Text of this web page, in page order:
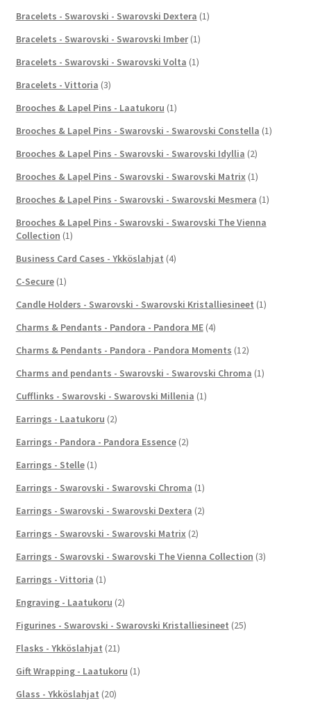
Bracelets - Swarovski - Swarovski Dextera (1)
Bracelets - Swarovski - Swarovski Imber (1)
Bracelets - Swarovski - Swarovski Volta (1)
Bracelets - Vittoria (3)
Brooches & Lapel Pins - Laatukoru (1)
Brooches & Lapel Pins - Swarovski - Swarovski Constella (1)
Brooches & Lapel Pins - Swarovski - Swarovski Idyllia (2)
Brooches & Lapel Pins - Swarovski - Swarovski Matrix (1)
Brooches & Lapel Pins - Swarovski - Swarovski Mesmera (1)
Brooches & Lapel Pins - Swarovski - Swarovski The Vienna
Collection (1)
Business Card Cases - Ykköslahjat (4)
C-Secure (1)
Candle Holders - Swarovski - Swarovski Kristalliesineet (1)
Charms & Pendants - Pandora - Pandora ME (4)
Charms & Pendants - Pandora - Pandora Moments (12)
Charms and pendants - Swarovski - Swarovski Chroma (1)
Cufflinks - Swarovski - Swarovski Millenia (1)
Earrings - Laatukoru (2)
Earrings - Pandora - Pandora Essence (2)
Earrings - Stelle (1)
Earrings - Swarovski - Swarovski Chroma (1)
Earrings - Swarovski - Swarovski Dextera (2)
Earrings - Swarovski - Swarovski Matrix (2)
Earrings - Swarovski - Swarovski The Vienna Collection (3)
Earrings - Vittoria (1)
Engraving - Laatukoru (2)
Figurines - Swarovski - Swarovski Kristalliesineet (25)
Flasks - Ykköslahjat (21)
Gift Wrapping - Laatukoru (1)
Glass - Ykköslahjat (20)